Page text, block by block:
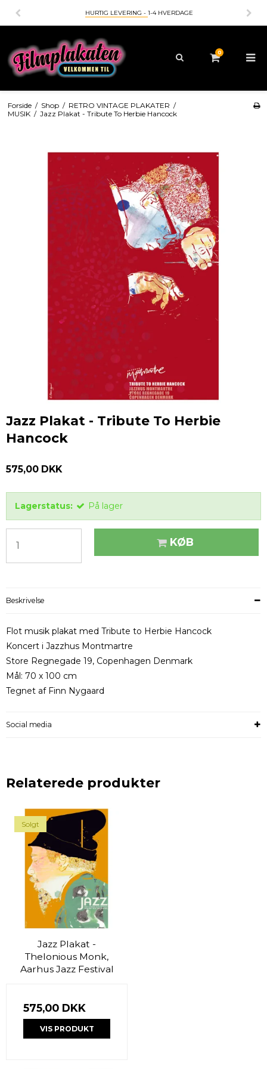
HURTIG LEVERING - 1-4 HVERDAGE
0
Forside / Shop / RETRO VINTAGE PLAKATER /
MUSIK / Jazz Plakat - Tribute To Herbie Hancock
Jazz Plakat - Tribute To Herbie
Hancock
575,00 DKK
Lagerstatus: På lager
KØB
Beskrivelse
Flot musik plakat med Tribute to Herbie Hancock
Koncert i Jazzhus Montmartre
Store Regnegade 19, Copenhagen Denmark
Mål: 70 x 100 cm
Tegnet af Finn Nygaard
Social media
Relaterede produkter
Solgt
Jazz Plakat -
Thelonious Monk,
Aarhus Jazz Festival
575,00 DKK
VIS PRODUKT